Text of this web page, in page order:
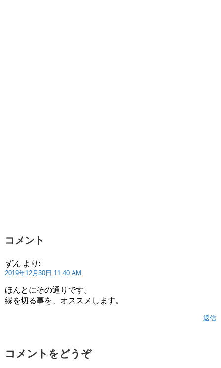
コメント
ずん より:
2019年12月30日 11:40 AM
ほんとにその通りです。
縁を切る事を、オススメします。
返信
コメントをどうぞ